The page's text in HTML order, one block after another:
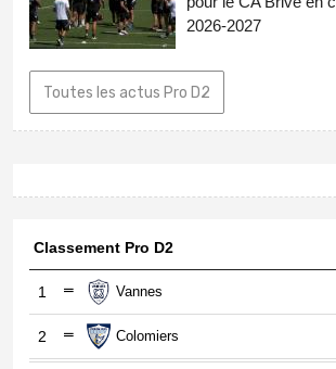
2026-2027
Toutes les actus Pro D2
Classement Pro D2
1 Vannes
2 Colomiers